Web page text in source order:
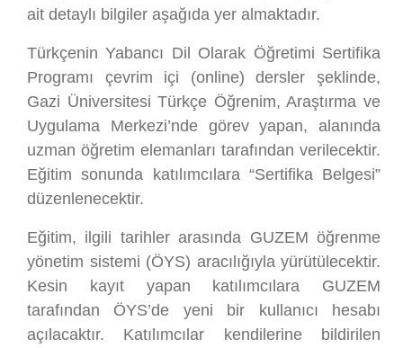
ait detaylı bilgiler aşağıda yer almaktadır.
Türkçenin Yabancı Dil Olarak Öğretimi Sertifika
Programı çevrim içi (online) dersler şeklinde,
Gazi Üniversitesi Türkçe Öğrenim, Araştırma ve
Uygulama Merkezi’nde görev yapan, alanında
uzman öğretim elemanları tarafından verilecektir.
Eğitim sonunda katılımcılara “Sertifika Belgesi”
düzenlenecektir.
Eğitim, ilgili tarihler arasında GUZEM öğrenme
yönetim sistemi (ÖYS) aracılığıyla yürütülecektir.
Kesin kayıt yapan katılımcılara GUZEM
tarafından ÖYS’de yeni bir kullanıcı hesabı
açılacaktır. Katılımcılar kendilerine bildirilen